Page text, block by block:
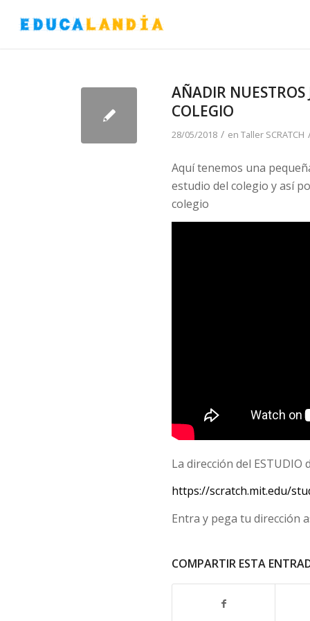
AÑADIR NUESTROS
COLEGIO
28/05/2018 / enTaller SCRATCH
Aquí tenemos una
estudio del colegio y así
colegio
La dirección del ESTUDIO
https://scratch.mit.edu/
Entra y pega tu dirección
COMPARTIR ESTA